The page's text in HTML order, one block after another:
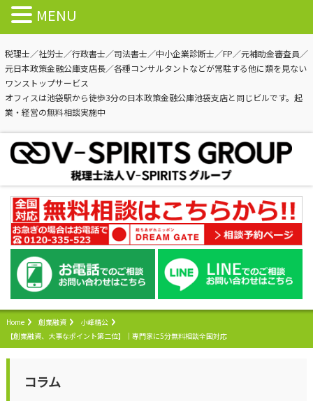
税理士／社労士／行政書士／司法書士／中小企業診断士／FP／元補助金審査員／
元日本政策金融公庫支店長／各種コンサルタントなどが常駐する他に類を見ない
ワンストップサービス
オフィスは池袋駅から徒歩3分の日本政策金融公庫池袋支店と同じビルです。起
業・経営の無料相談実施中
Home 創業融資
小峰精公
【創業融資、大事なポイント第二位】｜専門家に5分無料相談全国対応
コラム
MENU